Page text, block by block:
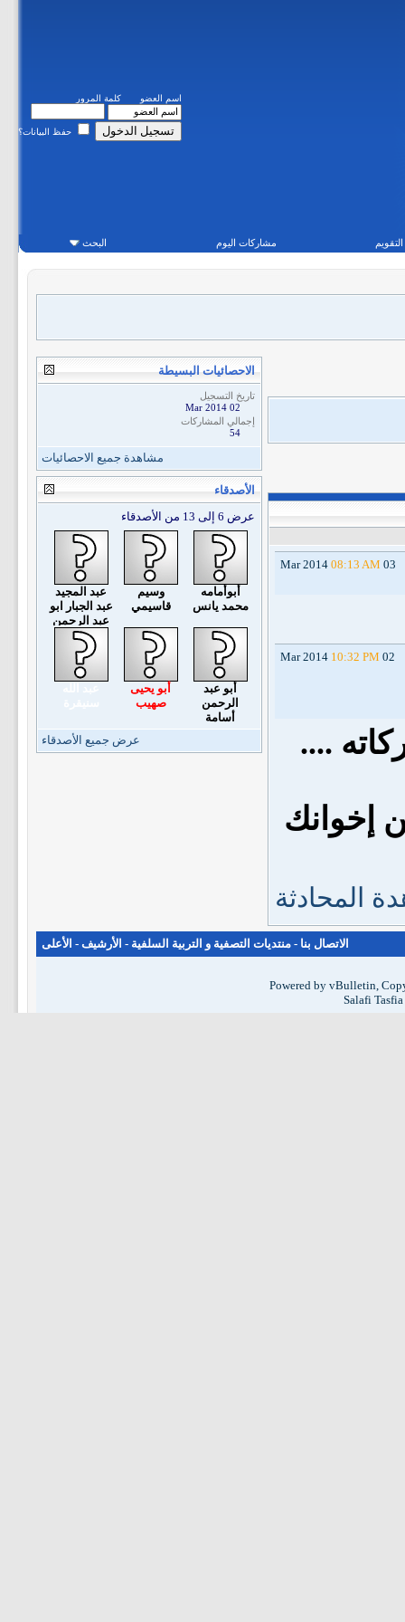
اسم العضو كلمة المرور
حفظ البيانات؟
التقويم مشاركات اليوم البحث
03 Mar 2014
08:13 AM
02 Mar 2014
10:32 PM
....
إخوانك
المحادثة
الاحصائيات البسيطة
تاريخ التسجيل
02 Mar 2014
إجمالي المشاركات
54
مشاهدة جميع الاحصائيات
الأصدقاء
عرض 6 إلى 13 من الأصدقاء
أبوأمامه
محمد يانس
وسيم
قاسيمي
عبد المجيد
عبد الجبار ابو
عبد الرحمن
أبو عبد
الرحمن
أسامة
أبو يحيى
صهيب
عرض جميع الأصدقاء
الاتصال بنا - منتديات التصفية و التربية السلفية - الأرشيف - الأعلى
Powered by vBulletin,
Salafi